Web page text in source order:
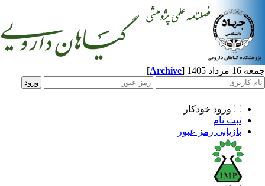
1405
[Archive]
ورود خودکار
ثبت نام
بازیابی رمز عبور